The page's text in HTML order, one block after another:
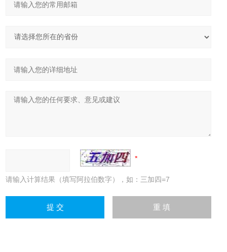
请输入计算结果（填写阿拉伯数字），如：三加四=7